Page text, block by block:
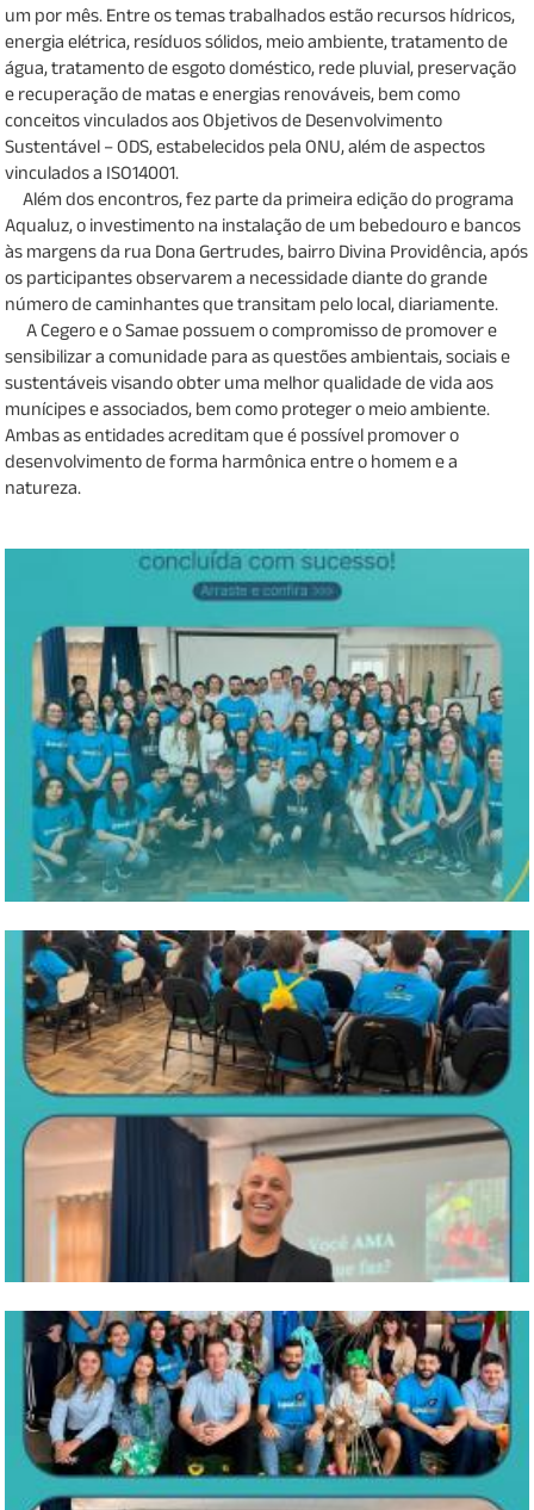
um por mês. Entre os temas trabalhados estão recursos hídricos,
energia elétrica, resíduos sólidos, meio ambiente, tratamento de
água, tratamento de esgoto doméstico, rede pluvial, preservação
e recuperação de matas e energias renováveis, bem como
conceitos vinculados aos Objetivos de Desenvolvimento
Sustentável – ODS, estabelecidos pela ONU, além de aspectos
vinculados a ISO14001.
Além dos encontros, fez parte da primeira edição do programa
Aqualuz, o investimento na instalação de um bebedouro e bancos
às margens da rua Dona Gertrudes, bairro Divina Providência, após
os participantes observarem a necessidade diante do grande
número de caminhantes que transitam pelo local, diariamente.
A Cegero e o Samae possuem o compromisso de promover e
sensibilizar a comunidade para as questões ambientais, sociais e
sustentáveis visando obter uma melhor qualidade de vida aos
munícipes e associados, bem como proteger o meio ambiente.
Ambas as entidades acreditam que é possível promover o
desenvolvimento de forma harmônica entre o homem e a
natureza.